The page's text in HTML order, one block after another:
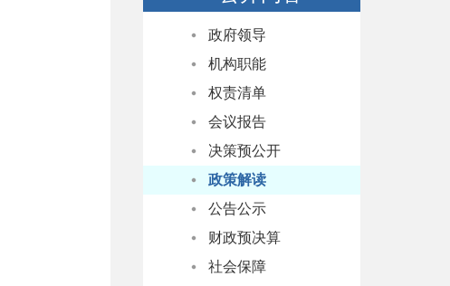
政府领导
机构职能
权责清单
会议报告
决策预公开
政策解读
公告公示
财政预决算
社会保障